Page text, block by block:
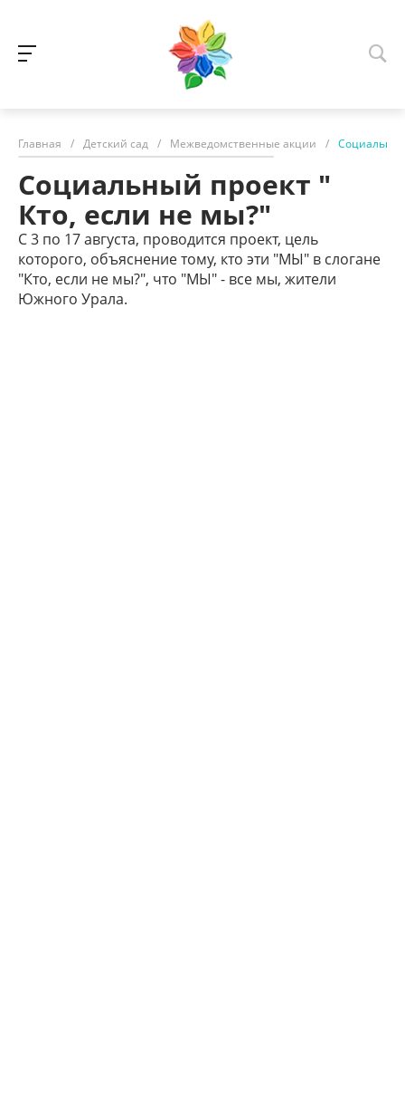
Главная / Детский сад / Межведомственные акции /
Социальный проект "
Кто, если не мы?"
С 3 по 17 августа, проводится проект, цель
которого, объяснение тому, кто эти "МЫ" в слогане
"Кто, если не мы?", что "МЫ" - все мы, жители
Южного Урала.